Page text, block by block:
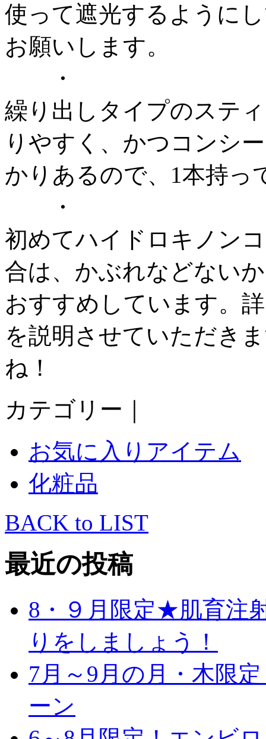
使って遮光するように
お願いします。
・
繰り出しタイプのステ
りやすく、かつコンシ
かりあるので、1本持
・
初めてハイドロキノン
合は、かぶれなどない
おすすめしています。
を説明させていただき
ね！
カテゴリー｜
お気に入りアイテム
化粧品
BACK to LIST
最近の投稿
8・９月限定★肌育注
りをしましょう！
7月～9月の月・木限
ーン